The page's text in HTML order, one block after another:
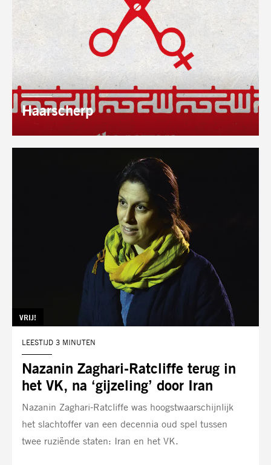
Haarscherp
AUTEUR:
Nazanin Zaghari-Ratcliffe terug in
het VK, na ‘gijzeling’ door Iran
TAG:
VRIJ!
LEESTIJD 3 MINUTEN
Nazanin Zaghari-Ratcliffe was hoogstwaarschijnlijk
het slachtoffer van een decennia oud spel tussen
twee ruziënde staten: Iran en het VK.